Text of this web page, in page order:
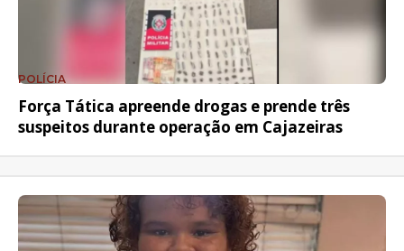
POLÍCIA
Força Tática apreende drogas e prende três
suspeitos durante operação em Cajazeiras